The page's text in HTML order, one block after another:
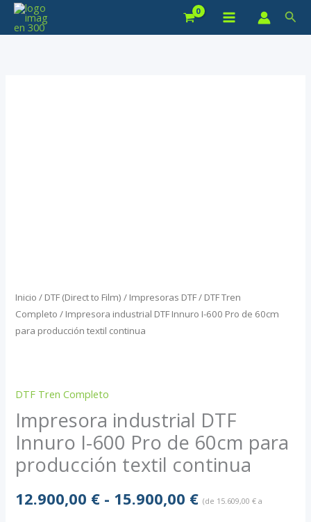
Inicio / DTF (Direct to Film) / Impresoras DTF/ DTF Tren
Completo / Impresora industrial DTF Innuro I-600 Pro de 60cm
para producción textil continua
DTF Tren Completo
Impresora industrial DTF
Innuro I-600 Pro de 60cm para
producción textil continua
12.900,00 € - 15.900,00 €Rango
(de 15.609,00€ a